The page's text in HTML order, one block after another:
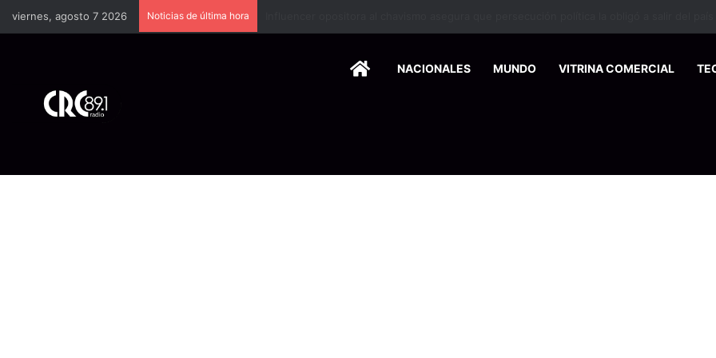
viernes, agosto 7 2026 Noticias de última hora
HOMENACIONALES MUNDO VITRINA COMERCIAL